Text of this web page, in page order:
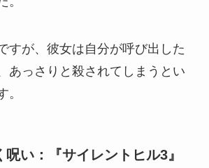
すが、彼女は自分が呼び出した
あっさりと殺されてしまうとい
。
い：『サイレントヒル3』